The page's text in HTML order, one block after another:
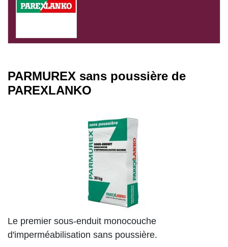
PARMUREX sans poussière de
PAREXLANKO
Le premier sous-enduit monocouche
d'imperméabilisation sans poussière.